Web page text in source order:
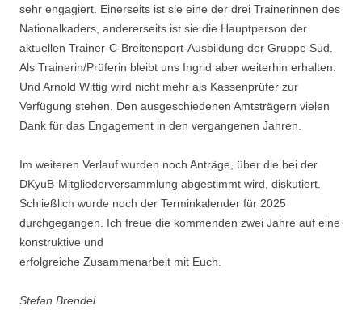
sehr engagiert. Einerseits ist sie eine der drei Trainerinnen des
Nationalkaders, andererseits ist sie die Hauptperson der
aktuellen Trainer-C-Breitensport-Ausbildung der Gruppe Süd.
Als Trainerin/Prüferin bleibt uns Ingrid aber weiterhin erhalten.
Und Arnold Wittig wird nicht mehr als Kassenprüfer zur
Verfügung stehen. Den ausgeschiedenen Amtsträgern vielen
Dank für das Engagement in den vergangenen Jahren.
Im weiteren Verlauf wurden noch Anträge, über die bei der
DKyuB-Mitgliederversammlung abgestimmt wird, diskutiert.
Schließlich wurde noch der Terminkalender für 2025
durchgegangen. Ich freue die kommenden zwei Jahre auf eine
konstruktive und
erfolgreiche Zusammenarbeit mit Euch.
Stefan Brendel